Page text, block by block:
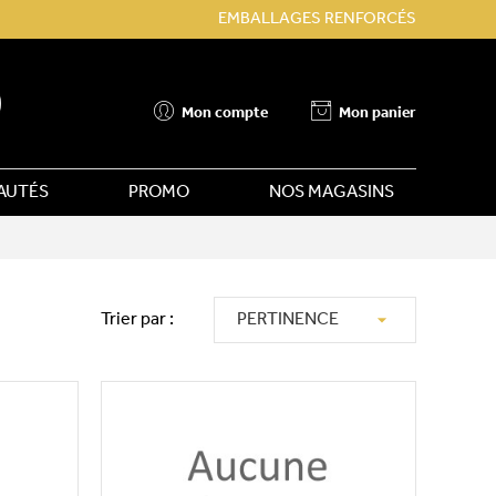
EMBALLAGES RENFORCÉS
Mon compte Mon panier
PROMO NOS MAGASINS
Trier par : PERTINENCE 